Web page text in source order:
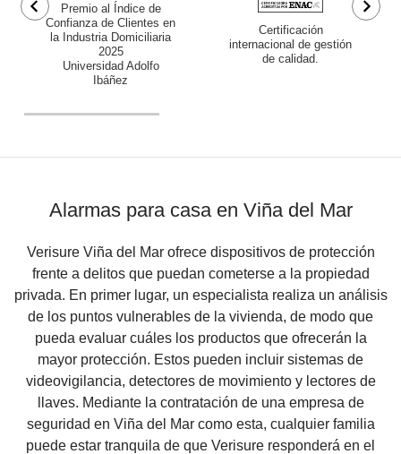
Premio al Índice de
Confianza de Clientes en
la Industria Domiciliaria
2025
Universidad Adolfo
Ibáñez
Certificación
internacional de gestión
de calidad.
Alarmas para casa en Viña del Mar
Verisure Viña del Mar ofrece dispositivos de protección
frente a delitos que puedan cometerse a la propiedad
privada. En primer lugar, un especialista realiza un análisis
de los puntos vulnerables de la vivienda, de modo que
pueda evaluar cuáles los productos que ofrecerán la
mayor protección. Estos pueden incluir sistemas de
videovigilancia, detectores de movimiento y lectores de
llaves. Mediante la contratación de una empresa de
seguridad en Viña del Mar como esta, cualquier familia
puede estar tranquila de que Verisure responderá en el